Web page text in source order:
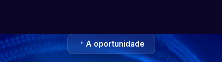
A oportunidade